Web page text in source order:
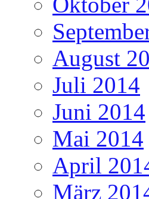
August
Juli 2014
Juni 2014
Mai 2014
April
März